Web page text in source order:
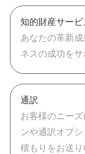
知的財産サービ
あなたの革新
ネスの成功をサ
通訳
お客様のニー
ンや通訳オプ
積もりをお送り